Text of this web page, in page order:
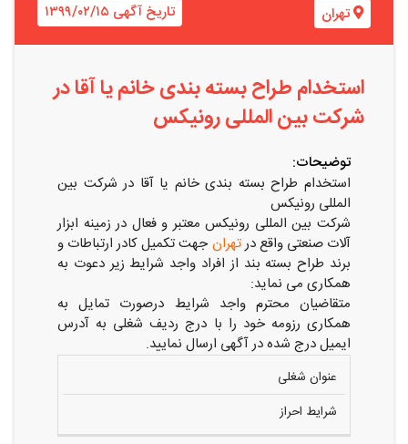
تهران تاریخ آگهی ۱۳۹۹/۰۲/۱۵
استخدام طراح بسته بندی خانم یا آقا در
شرکت بین المللی رونیکس
توضیحات:
استخدام طراح بسته بندی خانم یا آقا در شرکت بین
المللی رونیکس
شرکت بین المللی رونیکس معتبر و فعال در زمینه ابزار
آلات صنعتی واقع درتهران جهت تکمیل کادر ارتباطات و
برند طراح بسته بند از افراد واجد شرایط زیر دعوت به
همکاری می نماید:
متقاضیان محترم واجد شرایط درصورت تمایل به
همکاری رزومه خود را با درج ردیف شغلی به آدرس
ایمیل درج شده در آگهی ارسال نمایید.
عنوان شغلی
شرایط احراز